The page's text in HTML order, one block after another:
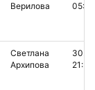
Верилова
05:18
Светлана
Архипова
21:53